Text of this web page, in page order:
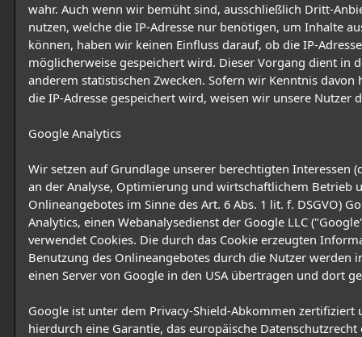
wahr. Auch wenn wir bemüht sind, ausschließlich Dritt-
nutzen, welche die IP-Adresse nur benötigen, um Inhalte
können, haben wir keinen Einfluss darauf, ob die IP-Adresse
möglicherweise gespeichert wird. Dieser Vorgang dient in
anderem statistischen Zwecken. Sofern wir Kenntnis davon
die IP-Adresse gespeichert wird, weisen wir unsere Nutzer
Google Analytics
Wir setzen auf Grundlage unserer berechtigten Interessen
an der Analyse, Optimierung und wirtschaftlichem Betrieb
Onlineangebotes im Sinne des Art. 6 Abs. 1 lit. f. DSGVO)
Analytics, einen Webanalysedienst der Google LLC
verwendet Cookies. Die durch das Cookie erzeugten
Benutzung des Onlineangebotes durch die Nutzer werden
einen Server von Google in den USA übertragen und dort
Google ist unter dem Privacy-Shield-Abkommen zertifiziert
hierdurch eine Garantie, das europäische Datenschutzrecht